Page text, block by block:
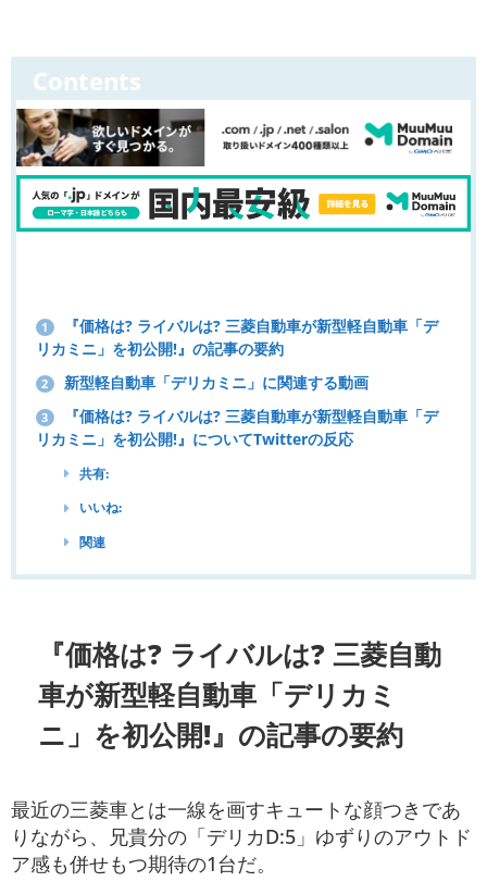
Contents
1
『価格は? ライバルは? 三菱自動車が新型軽自動車「デ
リカミニ」を初公開!』の記事の要約
2 新型軽自動車「デリカミニ」に関連する動画
3
『価格は? ライバルは? 三菱自動車が新型軽自動車「デ
リカミニ」を初公開!』についてTwitterの反応
共有:
いいね:
関連
『価格は? ライバルは? 三菱自動
車が新型軽自動車「デリカミ
ニ」を初公開!』の記事の要約
最近の三菱車とは一線を画すキュートな顔つきであ
りながら、兄貴分の「デリカD:5」ゆずりのアウトド
ア感も併せもつ期待の1台だ。